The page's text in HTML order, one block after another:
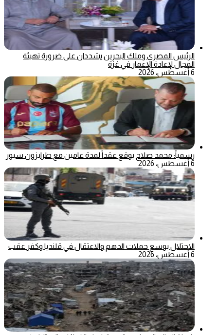
الرئيس المصري وملك البحرين يشددان على ضرورة تهيئة
المجال لإعادة الإعمار في غزة
6 أغسطس، 2026
رسمياً: محمد صلاح يوقع عقداً لمدة عامين مع طرابزون سبور
6 أغسطس، 2026
الاحتلال يوسع حملات الدهم والاعتقال في قلنديا وكفر عقب
6 أغسطس، 2026